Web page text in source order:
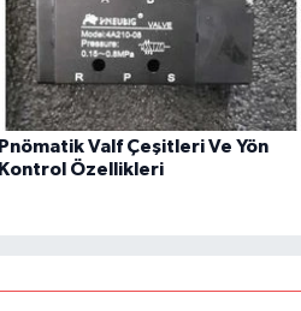
Pnömatik Valf Çeşitleri Ve Yön
Kontrol Özellikleri